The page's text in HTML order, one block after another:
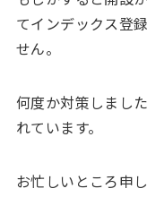
てインデックス登
せん。
何度か対策しまし
れています。
お忙しいところ申